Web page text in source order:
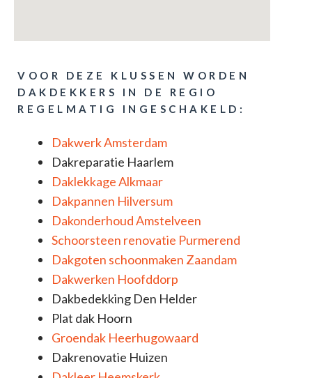
VOOR DEZE KLUSSEN WORDEN
DAKDEKKERS IN DE REGIO
REGELMATIG INGESCHAKELD:
Dakwerk Amsterdam
Dakreparatie Haarlem
Daklekkage Alkmaar
Dakpannen Hilversum
Dakonderhoud Amstelveen
Schoorsteen renovatie Purmerend
Dakgoten schoonmaken Zaandam
Dakwerken Hoofddorp
Dakbedekking Den Helder
Plat dak Hoorn
Groendak Heerhugowaard
Dakrenovatie Huizen